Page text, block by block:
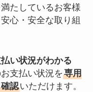
たしているお客様
心・安全な取り組
い状況がわかる
支払い状況を専用
認いただけます。